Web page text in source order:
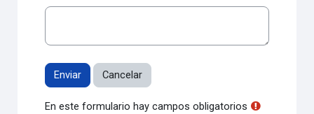
En este formulario hay campos obligatorios